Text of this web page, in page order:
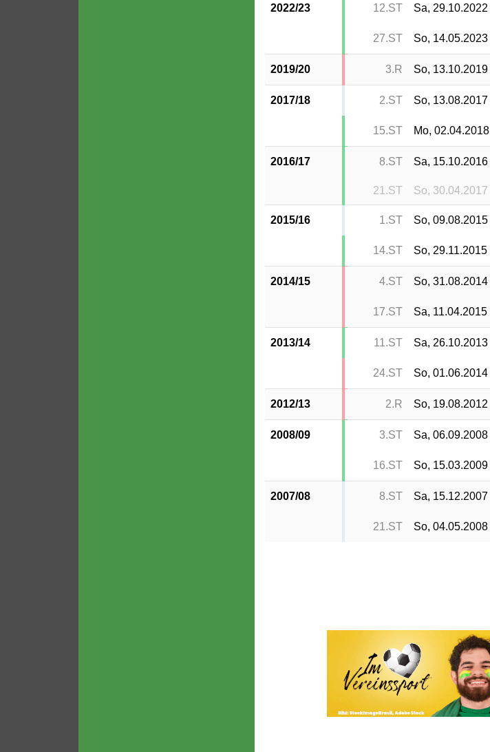
2022/23 12.ST Sa, 29.10.2022
27.ST So, 14.05.2023
2019/20 3.R So, 13.10.2019
2017/18 2.ST So, 13.08.2017
15.ST Mo, 02.04.2018
2016/17 8.ST Sa, 15.10.2016
21.ST So, 30.04.2017
2015/16 1.ST So, 09.08.2015
14.ST So, 29.11.2015
2014/15 4.ST So, 31.08.2014
17.ST Sa, 11.04.2015
2013/14 11.ST Sa, 26.10.2013
24.ST So, 01.06.2014
2012/13 2.R So, 19.08.2012
2008/09 3.ST Sa, 06.09.2008
16.ST So, 15.03.2009
2007/08 8.ST Sa, 15.12.2007
21.ST So, 04.05.2008